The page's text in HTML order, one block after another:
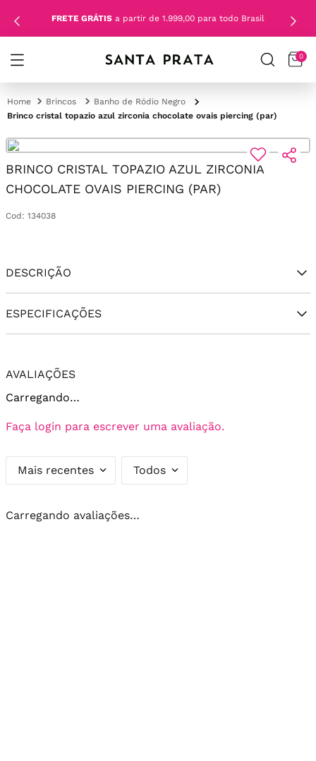
FRETE GRÁTIS a partir de 1.999,00 para todo Brasil
0
Brincos
Banho de Ródio Negro
Brinco cristal topazio azul zirconia chocolate ovais piercing (par)
BRINCO CRISTAL TOPAZIO AZUL ZIRCONIA
CHOCOLATE OVAIS PIERCING (PAR)
Cod : 134038
DESCRIÇÃO
ESPECIFICAÇÕES
AVALIAÇÕES
Carregando…
Faça login para escrever uma avaliação.
Mais recentes Todos
Carregando avaliações…